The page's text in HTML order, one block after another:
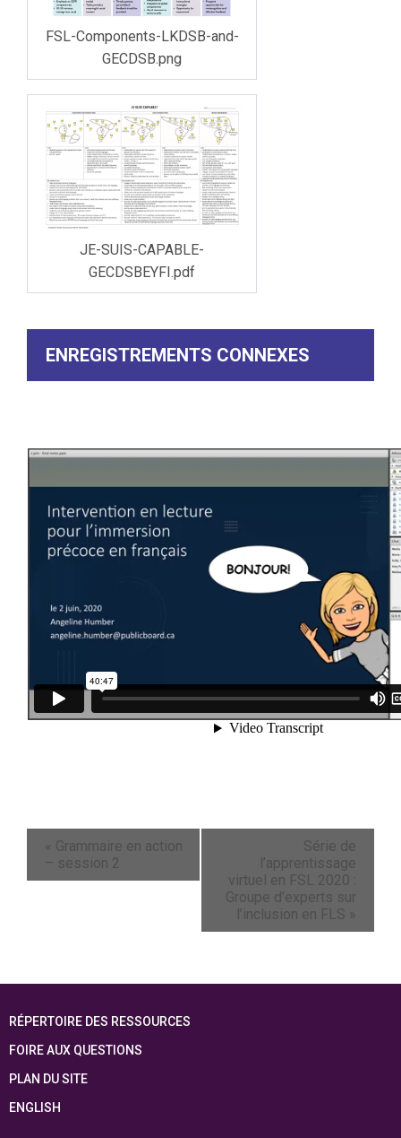
FSL-Components-LKDSB-and-
GECDSB.png
JE-SUIS-CAPABLE-
GECDSBEYFI.pdf
ENREGISTREMENTS CONNEXES
« Grammaire en action
– session 2
Série de
l’apprentissage
virtuel en FSL 2020 :
Groupe d’experts sur
l’inclusion en FLS »
RÉPERTOIRE DES RESSOURCES
FOIRE AUX QUESTIONS
PLAN DU SITE
ENGLISH